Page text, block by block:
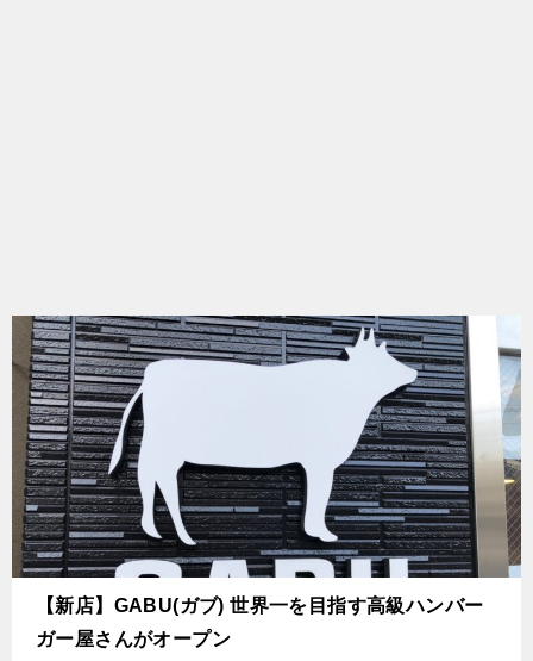
【新店】GABU(ガブ) 世界一を目指す高級ハンバー
ガー屋さんがオープン